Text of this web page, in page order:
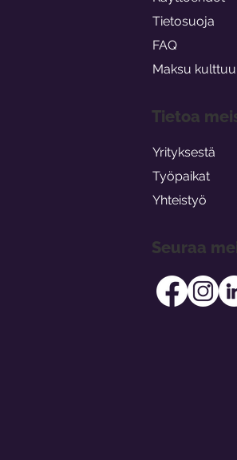
Tietosuoja
FAQ
Maksu
Tietoa
Yrityksestä
Työpaikat
Yhteistyö
Seuraa